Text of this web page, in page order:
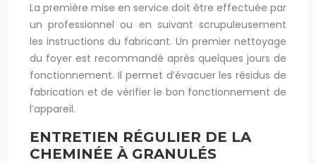
La première mise en service doit être effectuée par
un professionnel ou en suivant scrupuleusement
les instructions du fabricant. Un premier nettoyage
du foyer est recommandé après quelques jours de
fonctionnement. Il permet d’évacuer les résidus de
fabrication et de vérifier le bon fonctionnement de
l’appareil.
ENTRETIEN RÉGULIER DE LA
CHEMINÉE À GRANULÉS